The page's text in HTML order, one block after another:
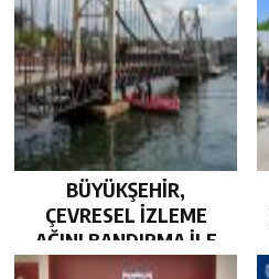
BÜYÜKŞEHİR,
ÇEVRESEL İZLEME
AĞINI BANDIRMA İLE
GÜÇLENDİRDİ…